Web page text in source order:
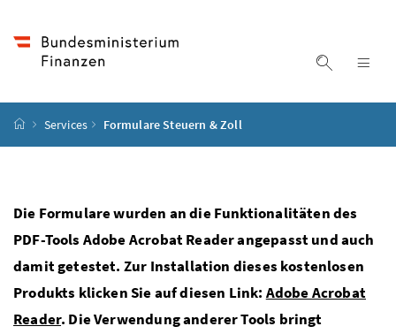
Suche
Startseite
Services Formulare Steuern & Zoll
Die Formulare wurden an die Funktionalitäten des
PDF-Tools Adobe Acrobat Reader angepasst und auch
damit getestet. Zur Installation dieses kostenlosen
Produkts klicken Sie auf diesen Link: Adobe Acrobat
Reader. Die Verwendung anderer Tools bringt